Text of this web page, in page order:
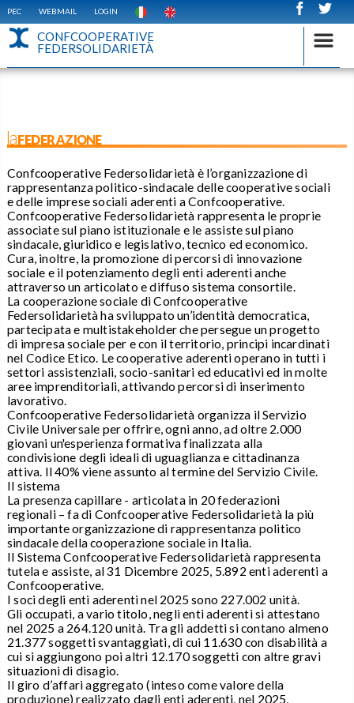
PEC WEBMAIL LOGIN
CONFCOOPERATIVE
FEDERSOLIDARIETÀ
laFEDERAZIONE
Confcooperative Federsolidarietà è l’organizzazione di
rappresentanza politico-sindacale delle cooperative sociali
e delle imprese sociali aderenti a Confcooperative.
Confcooperative Federsolidarietà rappresenta le proprie
associate sul piano istituzionale e le assiste sul piano
sindacale, giuridico e legislativo, tecnico ed economico.
Cura, inoltre, la promozione di percorsi di innovazione
sociale e il potenziamento degli enti aderenti anche
attraverso un articolato e diffuso sistema consortile.
La cooperazione sociale di Confcooperative
Federsolidarietà ha sviluppato un’identità democratica,
partecipata e multistakeholder che persegue un progetto
di impresa sociale per e con il territorio, principi incardinati
nel Codice Etico. Le cooperative aderenti operano in tutti i
settori assistenziali, socio-sanitari ed educativi ed in molte
aree imprenditoriali, attivando percorsi di inserimento
lavorativo.
Confcooperative Federsolidarietà organizza il Servizio
Civile Universale per offrire, ogni anno, ad oltre 2.000
giovani un'esperienza formativa finalizzata alla
condivisione degli ideali di uguaglianza e cittadinanza
attiva. Il 40% viene assunto al termine del Servizio Civile.
Il sistema
La presenza capillare - articolata in 20 federazioni
regionali – fa di Confcooperative Federsolidarietà la più
importante organizzazione di rappresentanza politico
sindacale della cooperazione sociale in Italia.
Il Sistema Confcooperative Federsolidarietà rappresenta
tutela e assiste, al 31 Dicembre 2025, 5.892 enti aderenti a
Confcooperative.
I soci degli enti aderenti nel 2025 sono 227.002 unità.
Gli occupati, a vario titolo, negli enti aderenti si attestano
nel 2025 a 264.120 unità. Tra gli addetti si contano almeno
21.377 soggetti svantaggiati, di cui 11.630 con disabilità a
cui si aggiungono poi altri 12.170 soggetti con altre gravi
situazioni di disagio.
Il giro d’affari aggregato (inteso come valore della
produzione) realizzato dagli enti aderenti, nel 2025,